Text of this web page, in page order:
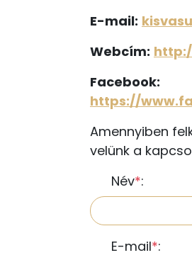
E-mail:
Webcím:
Facebook:
https://
Amennyiben
velünk a
Név*:
E-mail*: